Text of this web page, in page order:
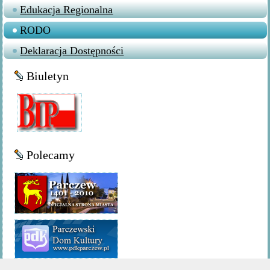
Edukacja Regionalna
RODO
Deklaracja Dostępności
Biuletyn
Polecamy